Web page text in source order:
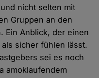
nicht selten mit
Gruppen an den
Ein Anblick, der einen
sicher fühlen lässt.
sei es noch
amoklaufendem